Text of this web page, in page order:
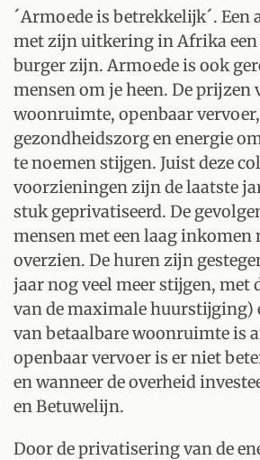
´Armoede is betrekkelijk´. Een
met zijn uitkering in Afrika een
burger zijn. Armoede is ook
mensen om je heen. De
woonruimte, openbaar vervoer,
gezondheidszorg en energie
te noemen stijgen. Juist deze
voorzieningen zijn de laatste
stuk geprivatiseerd. De
mensen met een laag inkomen
overzien. De huren zijn
jaar nog veel meer stijgen, met
van de maximale huurstijging)
van betaalbare woonruimte is
openbaar vervoer is er niet
en wanneer de overheid
en Betuwelijn.
Door de privatisering van de